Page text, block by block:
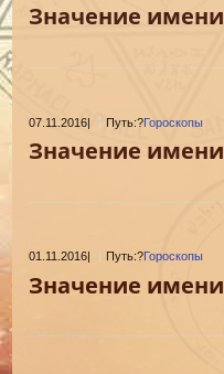
Значение имени
07.11.2016| Путь:?Гороскопы
Значение имени
01.11.2016 Путь:?Гороскопы
Значение имени